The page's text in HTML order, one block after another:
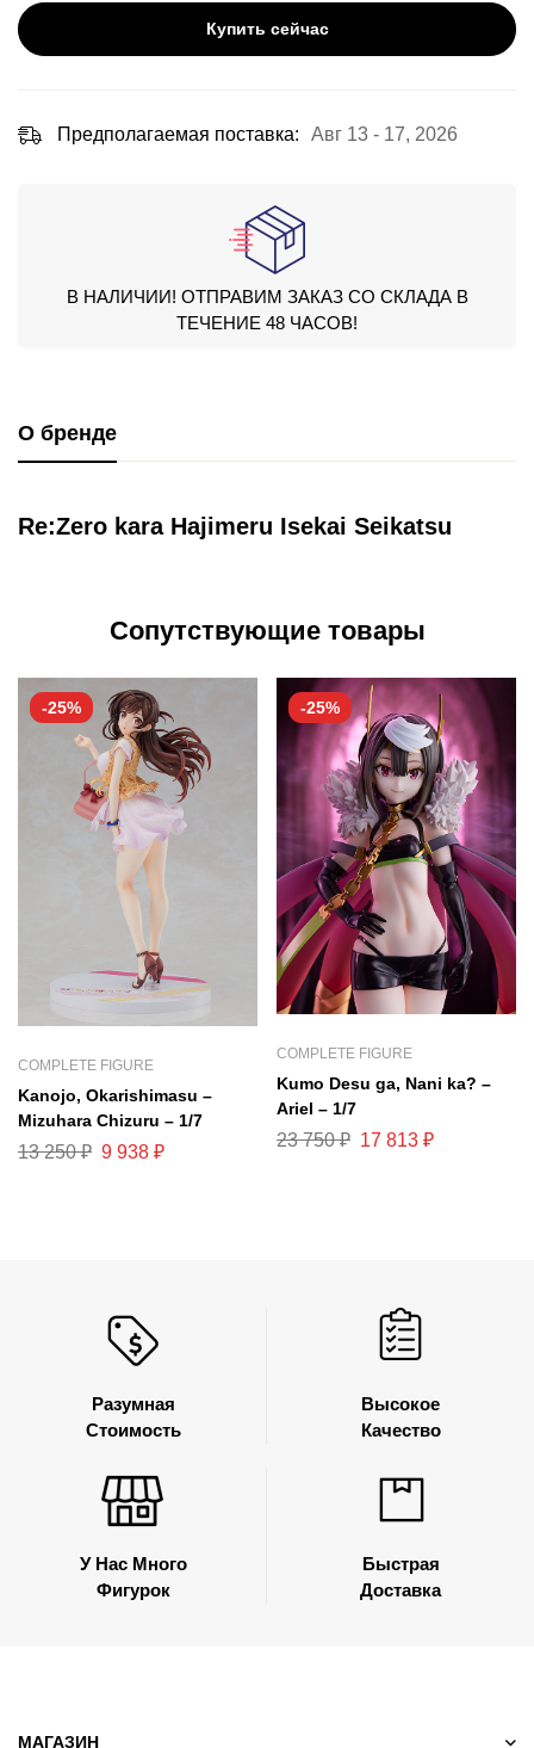
Купить сейчас
Предполагаемая поставка: Авг 13 - 17, 2026
В НАЛИЧИИ! ОТПРАВИМ ЗАКАЗ СО СКЛАДА В
ТЕЧЕНИЕ 48 ЧАСОВ!
О бренде
Re:Zero kara Hajimeru Isekai Seikatsu
Сопутствующие товары
-25%
COMPLETE FIGURE
Kanojo, Okarishimasu –
Mizuhara Chizuru – 1/7
13 250₽ 9 938 ₽
-25%
COMPLETE FIGURE
Kumo Desu ga, Nani ka? –
Ariel – 1/7
23 750₽ 17 813 ₽
У Нас Много
Фигурок
Разумная
Стоимость
Быстрая
Доставка
Высокое
Качество
МАГАЗИН